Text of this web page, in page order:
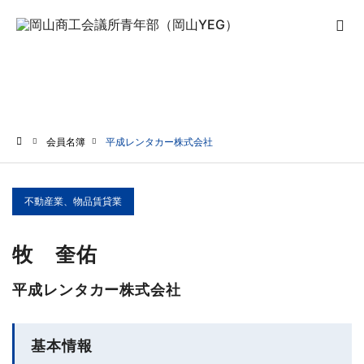
会員名簿 平成レンタカー株式会社
不動産業、物品賃貸業
牧 奎佑
平成レンタカー株式会社
基本情報